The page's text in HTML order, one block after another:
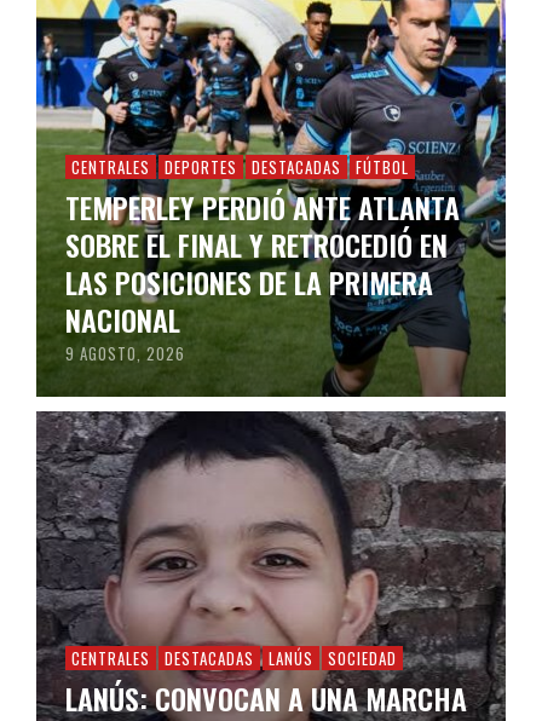
CENTRALES DEPORTES DESTACADAS FÚTBOL
TEMPERLEY PERDIÓ ANTE ATLANTA
SOBRE EL FINAL Y RETROCEDIÓ EN
LAS POSICIONES DE LA PRIMERA
NACIONAL
9 AGOSTO, 2026
CENTRALES DESTACADAS LANÚS SOCIEDAD
LANÚS: CONVOCAN A UNA MARCHA